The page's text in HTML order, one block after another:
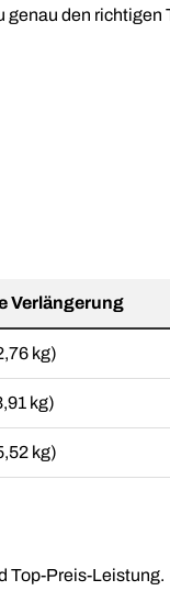
den
Verlängerung
kg)
kg)
kg)
Top-Preis-Leistung.